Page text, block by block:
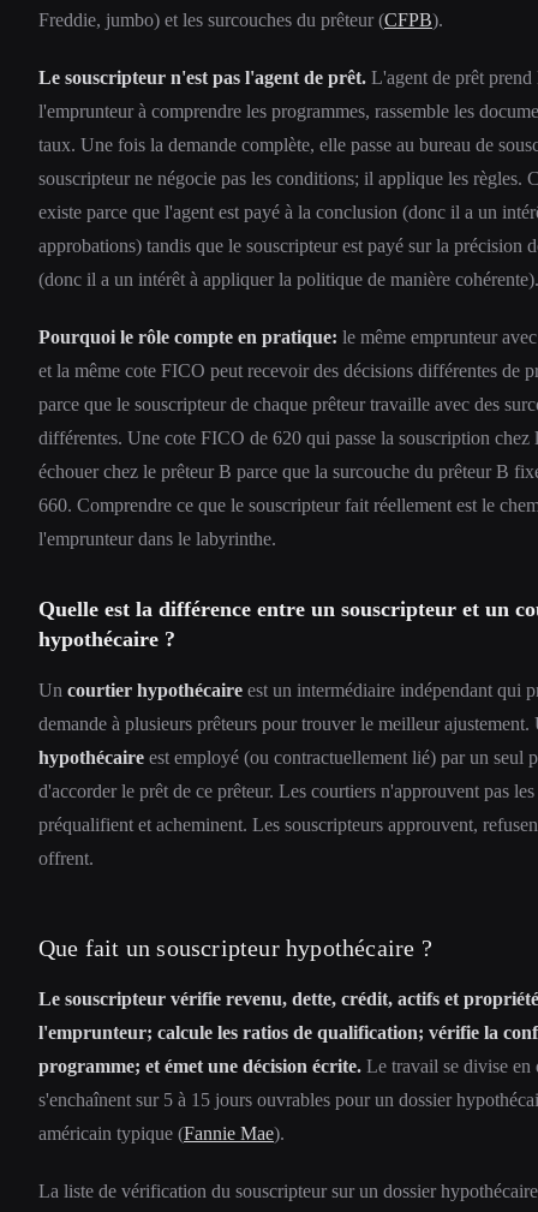
Freddie, jumbo) et les surcouches du prêteur (CFPB).
Le souscripteur n'est pas l'agent de prêt. L'agent de prêt prend
l'emprunteur à comprendre les programmes, rassemble les
taux. Une fois la demande complète, elle passe au bureau de
souscripteur ne négocie pas les conditions; il applique les règles.
existe parce que l'agent est payé à la conclusion (donc il a un
approbations) tandis que le souscripteur est payé sur la précision
(donc il a un intérêt à appliquer la politique de manière cohérente).
Pourquoi le rôle compte en pratique: le même emprunteur
et la même cote FICO peut recevoir des décisions différentes de
parce que le souscripteur de chaque prêteur travaille avec des
différentes. Une cote FICO de 620 qui passe la souscription chez
échouer chez le prêteur B parce que la surcouche du prêteur B
660. Comprendre ce que le souscripteur fait réellement est le
l'emprunteur dans le labyrinthe.
Quelle est la différence entre un souscripteur et un
hypothécaire ?
Un courtier hypothécaire est un intermédiaire indépendant qui
demande à plusieurs prêteurs pour trouver le meilleur
hypothécaire est employé (ou contractuellement lié) par un seul
d'accorder le prêt de ce prêteur. Les courtiers n'approuvent pas
préqualifient et acheminent. Les souscripteurs approuvent,
offrent.
Que fait un souscripteur hypothécaire ?
Le souscripteur vérifie revenu, dette, crédit, actifs et
l'emprunteur; calcule les ratios de qualification; vérifie la
programme; et émet une décision écrite. Le travail se divise en
s'enchaînent sur 5 à 15 jours ouvrables pour un dossier
américain typique (Fannie Mae).
La liste de vérification du souscripteur sur un dossier